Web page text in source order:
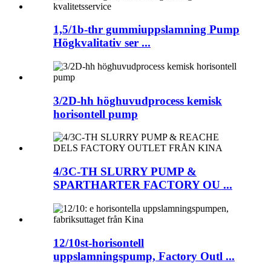
1,5/1b-thr gummiuppslamning Pump
Högkvalitativ ser ...
3/2D-hh höghuvudprocess kemisk
horisontell pump
4/3C-TH SLURRY PUMP &
SPARTHARTER FACTORY OU ...
12/10st-horisontell
uppslamningspump, Factory Outl ...